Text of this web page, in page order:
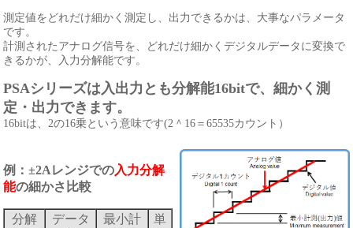
測定値をどれだけ細かく測定し、出力できるかは、大事なパラメータ
です。
計測されたアナログ信号を、どれだけ細かくデジタルデータに変換で
きるかが、入力分解能です。
PSAシリーズは入出力とも分解能16bitで、細かく測
定・出力できます。
16bitは、2の16乗という意味です(2＾16＝65535カウント）
例：±2Aレンジでの入力分解
能の細かさ比較
分解
データ
最小計
単